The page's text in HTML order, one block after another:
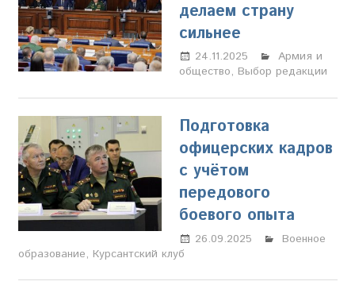
делаем страну
сильнее
24.11.2025
Марина
Щербакова
Армия и
общество, Выбор редакции
Подготовка
офицерских кадров
с учётом
передового
боевого опыта
26.09.2025
Настя
Военное
образование, Курсантский клуб